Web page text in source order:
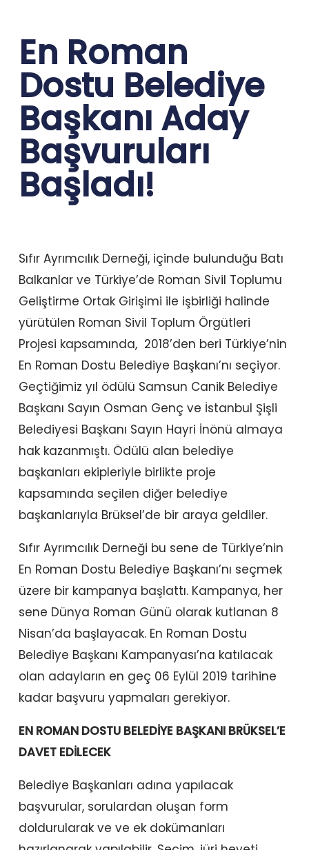
En Roman
Dostu Belediye
Başkanı Aday
Başvuruları
Başladı!
Sıfır Ayrımcılık Derneği, içinde bulunduğu Batı
Balkanlar ve Türkiye’de Roman Sivil Toplumu
Geliştirme Ortak Girişimi ile işbirliği halinde
yürütülen Roman Sivil Toplum Örgütleri
Projesi kapsamında, 2018’den beri Türkiye’nin
En Roman Dostu Belediye Başkanı’nı seçiyor.
Geçtiğimiz yıl ödülü Samsun Canik Belediye
Başkanı Sayın Osman Genç ve İstanbul Şişli
Belediyesi Başkanı Sayın Hayri İnönü almaya
hak kazanmıştı. Ödülü alan belediye
başkanları ekipleriyle birlikte proje
kapsamında seçilen diğer belediye
başkanlarıyla Brüksel’de bir araya geldiler.
Sıfır Ayrımcılık Derneği bu sene de Türkiye’nin
En Roman Dostu Belediye Başkanı’nı seçmek
üzere bir kampanya başlattı. Kampanya, her
sene Dünya Roman Günü olarak kutlanan 8
Nisan’da başlayacak. En Roman Dostu
Belediye Başkanı Kampanyası’na katılacak
olan adayların en geç 06 Eylül 2019 tarihine
kadar başvuru yapmaları gerekiyor.
EN ROMAN DOSTU BELEDİYE BAŞKANI BRÜKSEL’E
DAVET EDİLECEK
Belediye Başkanları adına yapılacak
başvurular, sorulardan oluşan form
doldurularak ve ve ek dokümanları